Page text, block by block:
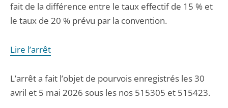
fait de la différence entre le taux effectif de 15 % et
le taux de 20 % prévu par la convention.
Lire l’arrêt
L’arrêt a fait l’objet de pourvois enregistrés les 30
avril et 5 mai 2026 sous les nos 515305 et 515423.